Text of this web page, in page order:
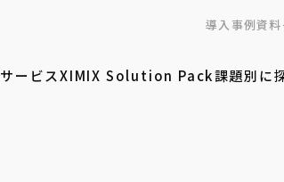
導入事例資
サービスXIMIX Solution Pack課題別に